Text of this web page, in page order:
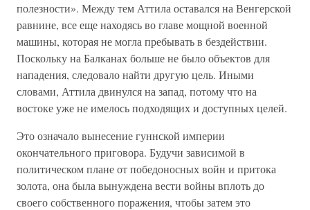
полезности». Между тем Аттила оставался на Венгерской
равнине, все еще находясь во главе мощной военной
машины, которая не могла пребывать в бездействии.
Поскольку на Балканах больше не было объектов для
нападения, следовало найти другую цель. Иными
словами, Аттила двинулся на запад, потому что на
востоке уже не имелось подходящих и доступных целей.
Это означало вынесение гуннской империи
окончательного приговора. Будучи зависимой в
политическом плане от победоносных войн и притока
золота, она была вынуждена вести войны вплоть до
своего собственного поражения, чтобы затем это